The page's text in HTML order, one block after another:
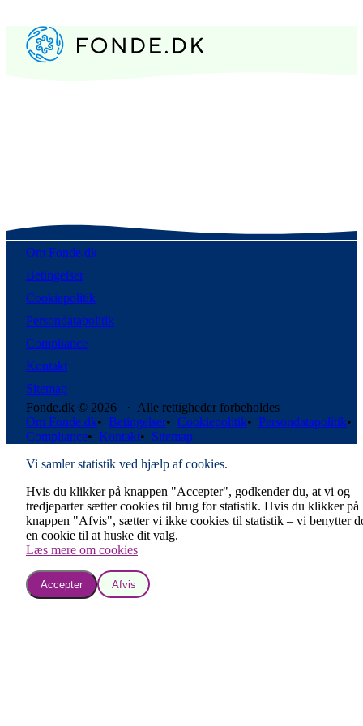
Om Fonde.dk
Betingelser
Cookiepolitik
Persondatapolitik
Compliance
Kontakt
Sitemap
Fonde.dk © 2026 · Alle rettigheder forbeholdes
Om Fonde.dk• Betingelser• Cookiepolitik• Persondatapolitik•
Compliance• Kontakt• Sitemap
Vi samler statistik ved hjælp af cookies.
Hvis du klikker på knappen "Accepter", godkender du, at vi og
tredjeparter sætter cookies til brug for statistik. Hvis du klikker på
knappen "Afvis", sætter vi ikke cookies til statistik – vi benytter
en cookie til at huske dit valg.
Læs mere om cookies
Accepter Afvis